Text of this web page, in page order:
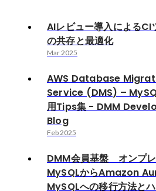
AIレビュー導入によるCI
の共存と最適化
Mar 2025
AWS Database
Service (DMS) –
用Tips集 - DMM
Blog
Feb 2025
DMM会員基盤 オンプ
MySQLからAmazon
MySQLへの移行方法と